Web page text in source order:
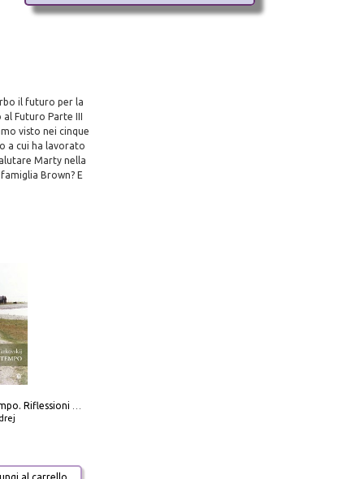
il futuro per la
Futuro Parte III
visto nei cinque
a cui ha lavorato
Marty nella
Brown? E
al carrello